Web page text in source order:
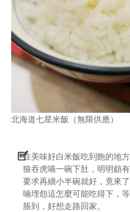
北海道七星米飯（無限供應）
在美味好白米飯吃到飽的地
狼吞虎嚥一碗下肚，明明頗
要求再續小半碗就好，竟來
喃埋怨這怎麼可能吃得下，
脹到，好想走路回家。